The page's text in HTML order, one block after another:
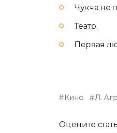
Чукча не
Театр.
Первая
Кино Л.
Оцените